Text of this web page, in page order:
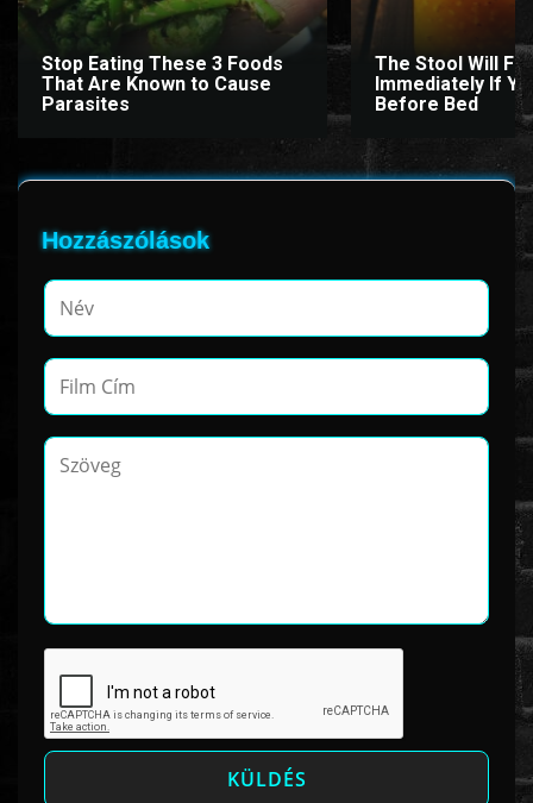
Stop Eating These 3 Foods
That Are Known to Cause
Parasites
The Stool Will Fly
Immediately If
Before Bed
Hozzászólások